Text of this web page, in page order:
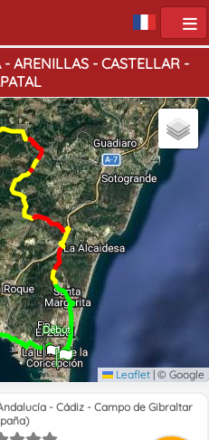
ARENILLAS - CASTELLAR -
Début
Fin
Leaflet | © Google
- Cádiz - Campo de Gibraltar